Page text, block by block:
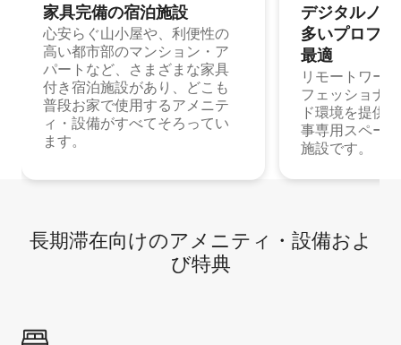
家具完備の宿⁠泊⁠施⁠設
心安らぐ山小屋や、利便性の
高い都市部のマンション・ア
パートなど、さまざまな家具
付き宿泊施設があり、どこも
普段お家で使用するアメニテ
ィ・設備がすべてそろってい
ます。
デジタルノ
多⁠いプ⁠ロ⁠フ⁠
最⁠適
リモートワー
フェッショナ
ド環境を提供
事専用スペー
施設です。
長期滞在向け⁠のア⁠メ⁠ニ⁠テ⁠ィ⁠・設⁠備⁠およ
び特⁠典